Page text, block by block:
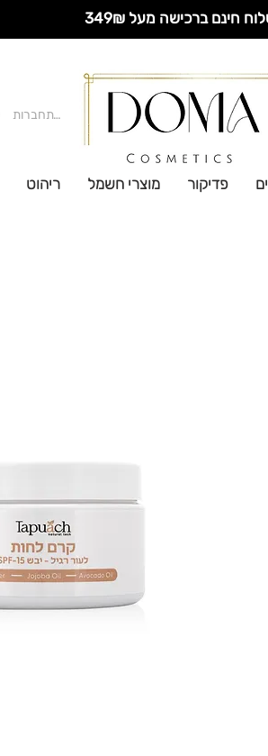
חינם ברכישה מעל 349₪
להתחברות
פדיקור מוצרי חשמל ריהוט